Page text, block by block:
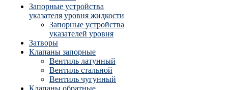
Запорные устройства
указателя уровня жидкости
Запорные устройства
указателей уровня
Затворы
Клапаны запорные
Вентиль латунный
Вентиль стальной
Вентиль чугунный
Клапаны обратные